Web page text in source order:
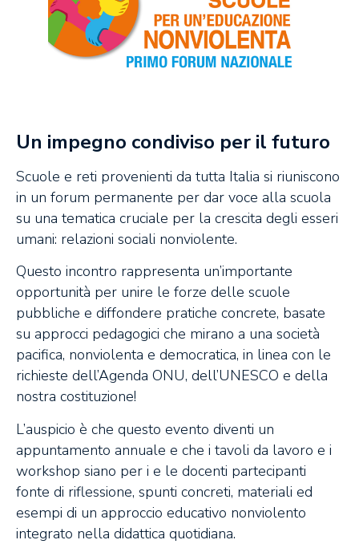
Un impegno condiviso per il futuro
Scuole e reti provenienti da tutta Italia si riuniscono
in un forum permanente per dar voce alla scuola
su una tematica cruciale per la crescita degli esseri
umani: relazioni sociali nonviolente.
Questo incontro rappresenta un’importante
opportunità per unire le forze delle scuole
pubbliche e diffondere pratiche concrete, basate
su approcci pedagogici che mirano a una società
pacifica, nonviolenta e democratica, in linea con le
richieste dell’Agenda ONU, dell’UNESCO e della
nostra costituzione!
L’auspicio è che questo evento diventi un
appuntamento annuale e che i tavoli da lavoro e i
workshop siano per i e le docenti partecipanti
fonte di riflessione, spunti concreti, materiali ed
esempi di un approccio educativo nonviolento
integrato nella didattica quotidiana.